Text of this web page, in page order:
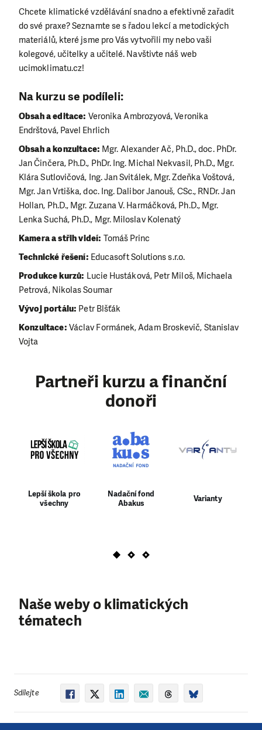
Chcete klimatické vzdělávání snadno a efektivně zařadit
do své praxe? Seznamte se s řadou lekcí a metodických
materiálů, které jsme pro Vás vytvořili my nebo vaši
kolegové, učitelky a učitelé. Navštivte náš web
ucimoklimatu.cz!
Na kurzu se podíleli:
Obsah a editace: Veronika Ambrozyová, Veronika
Endrštová, Pavel Ehrlich
Obsah a konzultace: Mgr. Alexander Ač, Ph.D., doc. PhDr.
Jan Činčera, Ph.D., PhDr. Ing. Michal Nekvasil, Ph.D., Mgr.
Klára Sutlovičová, Ing. Jan Svitálek, Mgr. Zdeňka Voštová,
Mgr. Jan Vrtiška, doc. Ing. Dalibor Janouš, CSc., RNDr. Jan
Hollan, Ph.D., Mgr. Zuzana V. Harmáčková, Ph.D., Mgr.
Lenka Suchá, Ph.D., Mgr. Miloslav Kolenatý
Kamera a střih videí: Tomáš Princ
Technické řešení: Educasoft Solutions s.r.o.
Produkce kurzů: Lucie Hustáková, Petr Miloš, Michaela
Petrová, Nikolas Soumar
Vývoj portálu: Petr Blšťák
Konzultace: Václav Formánek, Adam Broskevič, Stanislav
Vojta
Partneři kurzu a finanční
donoři
Lepší škola pro
všechny
Nadační fond
Abakus
Varianty
Naše weby o klimatických
tématech
Sdílejte